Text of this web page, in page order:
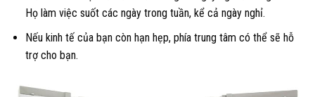
Họ làm việc suốt các ngày trong tuần, kể cả ngày nghỉ.
Nếu kinh tế của bạn còn hạn hẹp, phía trung tâm có thể sẽ hỗ
trợ cho bạn.